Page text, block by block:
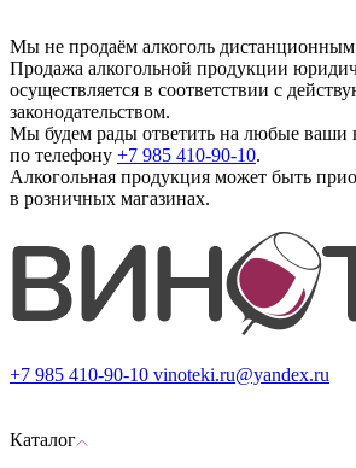
Мы не продаём алкоголь
Продажа алкогольной продукции
осуществляется в соответствии с
законодательством.
Мы будем рады ответить на любые ваши
по телефону +7 985 410-90-10.
Алкогольная продукция может быть
в розничных магазинах.
+7 985 410-90-10 vinoteki.ru@yandex.ru
Каталог